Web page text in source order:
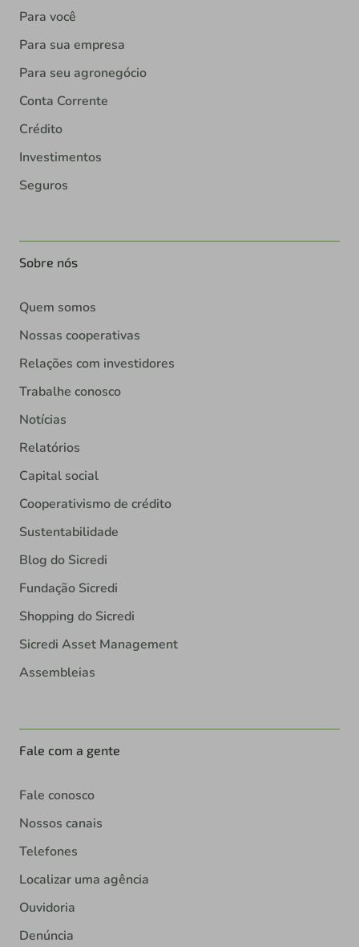
Para você
Para sua empresa
Para seu agronegócio
Conta Corrente
Crédito
Investimentos
Seguros
Sobre nós
Quem somos
Nossas cooperativas
Relações com investidores
Trabalhe conosco
Notícias
Relatórios
Capital social
Cooperativismo de crédito
Sustentabilidade
Blog do Sicredi
Fundação Sicredi
Shopping do Sicredi
Sicredi Asset Management
Assembleias
Fale com a gente
Fale conosco
Nossos canais
Telefones
Localizar uma agência
Ouvidoria
Denúncia